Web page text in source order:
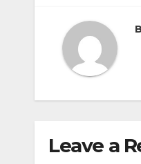
Leave a